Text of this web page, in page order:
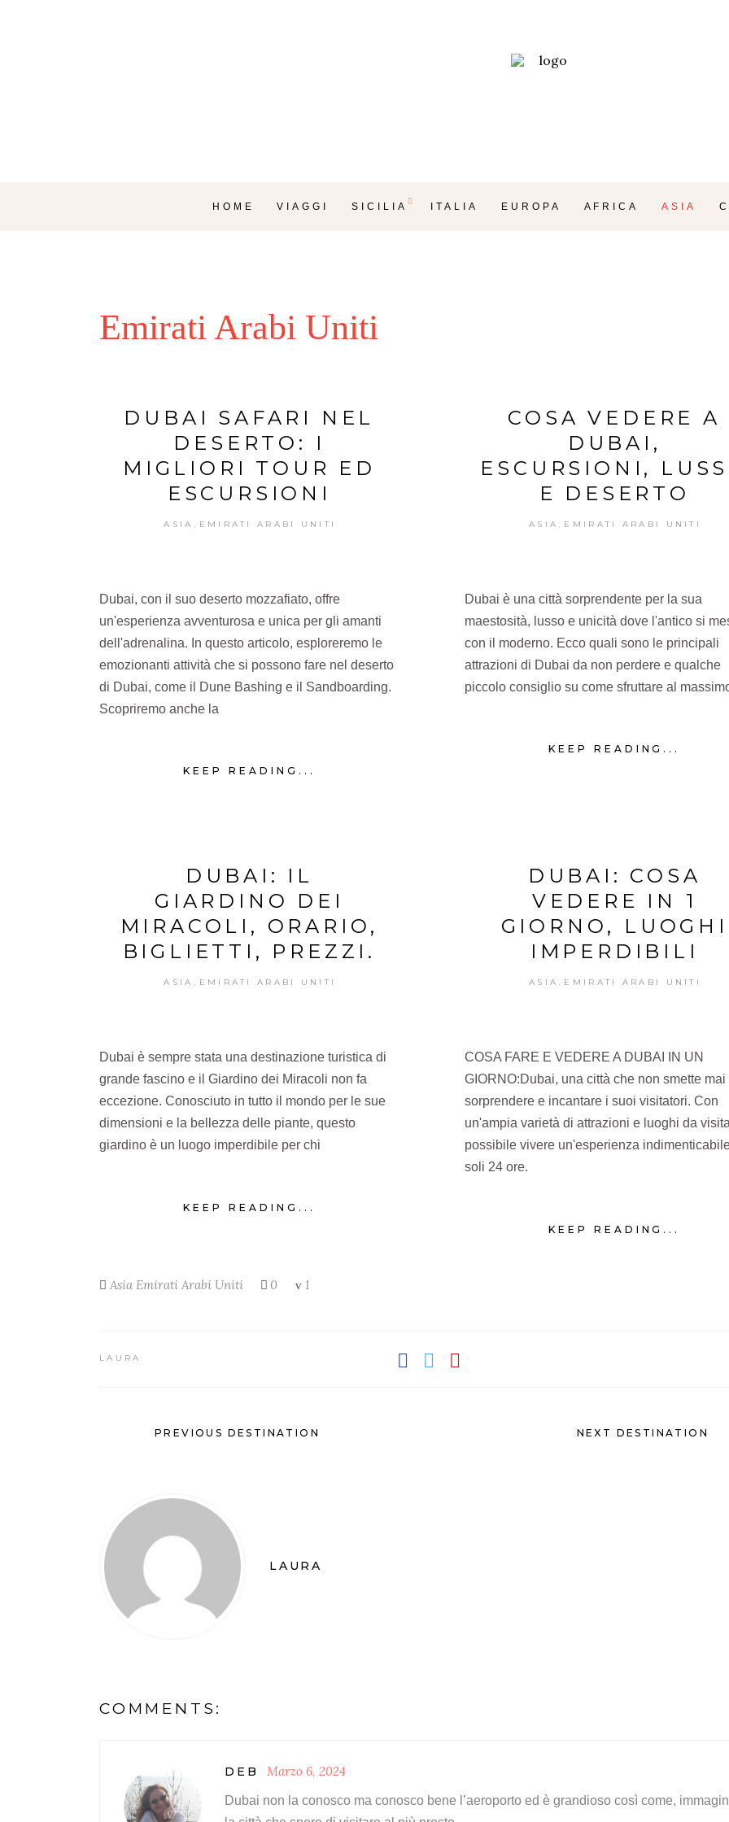
HOME VIAGGI SICILIA ITALIA EUROPA AFRICA ASIA
Emirati Arabi Uniti
DUBAI SAFARI NEL
DESERTO: I
MIGLIORI TOUR ED
ESCURSIONI
ASIA , EMIRATI ARABI UNITI
Dubai, con il suo deserto mozzafiato, offre
un'esperienza avventurosa e unica per gli amanti
dell'adrenalina. In questo articolo, esploreremo le
emozionanti attività che si possono fare nel deserto
di Dubai, come il Dune Bashing e il Sandboarding.
Scopriremo anche la
KEEP READING...
COSA VEDERE A
DUBAI,
ESCURSIONI,
E DESERTO
ASIA , EMIRATI ARABI UNITI
Dubai è una città sorprendente per la sua
maestosità, lusso e unicità dove l'antico si
con il moderno. Ecco quali sono le principali
attrazioni di Dubai da non perdere e qualche
piccolo consiglio su come sfruttare al
KEEP READING...
DUBAI: IL
GIARDINO DEI
MIRACOLI, ORARIO,
BIGLIETTI, PREZZI.
ASIA , EMIRATI ARABI UNITI
Dubai è sempre stata una destinazione turistica di
grande fascino e il Giardino dei Miracoli non fa
eccezione. Conosciuto in tutto il mondo per le sue
dimensioni e la bellezza delle piante, questo
giardino è un luogo imperdibile per chi
KEEP READING...
DUBAI: COSA
VEDERE IN 1
GIORNO, LUOGHI
IMPERDIBILI
ASIA , EMIRATI ARABI UNITI
COSA FARE E VEDERE A DUBAI IN UN
GIORNO:Dubai, una città che non smette mai
sorprendere e incantare i suoi visitatori. Con
un'ampia varietà di attrazioni e luoghi da
possibile vivere un'esperienza
soli 24 ore.
KEEP READING...
Asia Emirati Arabi Uniti 0 1
LAURA
PREVIOUS DESTINATION NEXT DESTINATION
LAURA
COMMENTS:
DEB Marzo 6, 2024
Dubai non la conosco ma conosco bene l’aeroporto ed è grandioso così come,